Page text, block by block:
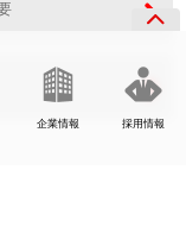
企業情報 採用情報